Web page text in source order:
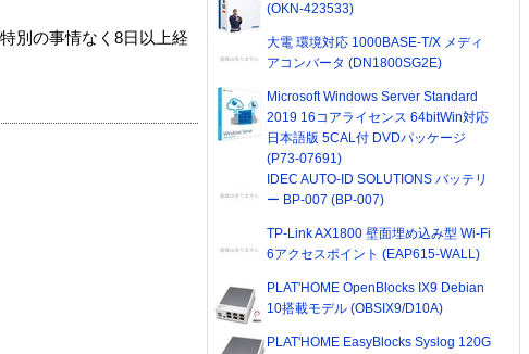
別の事情なく8日以上経
(OKN-423533)
大電 環境対応 1000BASE-T/X メディ
アコンバータ (DN1800SG2E)
Microsoft Windows Server Standard
2019 16コアライセンス 64bitWin対応
日本語版 5CAL付 DVDパッケージ
(P73-07691)
IDEC AUTO-ID SOLUTIONS バッテリ
ー BP-007 (BP-007)
TP-Link AX1800 壁面埋め込み型 Wi-Fi
6アクセスポイント (EAP615-WALL)
PLAT'HOME OpenBlocks IX9 Debian
10搭載モデル (OBSIX9/D10A)
PLAT'HOME EasyBlocks Syslog 120G